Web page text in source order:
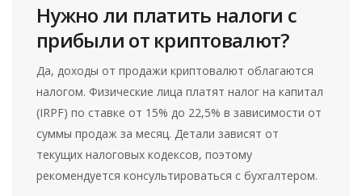
Нужно ли платить налоги с
прибыли от криптовалют?
Да, доходы от продажи криптовалют облагаются
налогом. Физические лица платят налог на капитал
(IRPF) по ставке от 15% до 22,5% в зависимости от
суммы продаж за месяц. Детали зависят от
текущих налоговых кодексов, поэтому
рекомендуется консультироваться с бухгалтером.